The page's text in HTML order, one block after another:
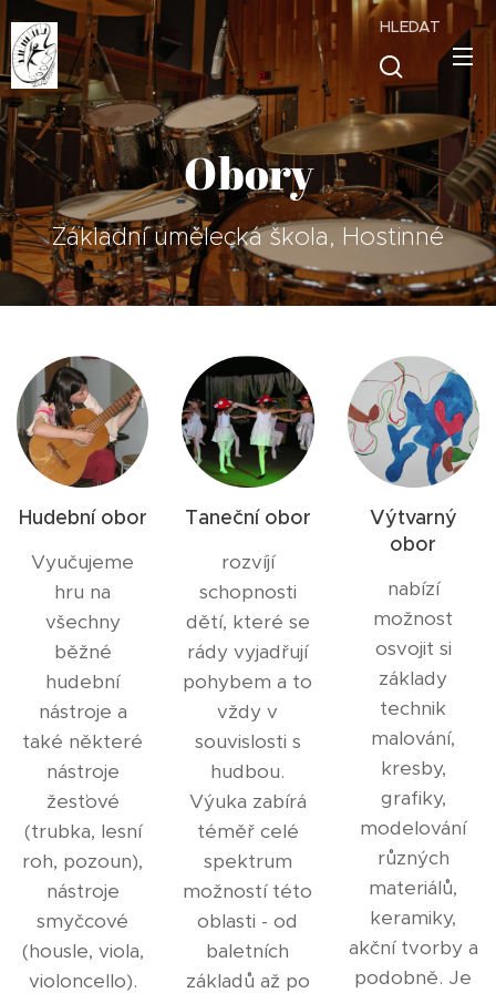
HLEDAT
Obory
Základní umělecká škola, Hostinné
Hudební obor
Vyučujeme
hru na
všechny
běžné
hudební
nástroje a
také některé
nástroje
žesťové
(trubka, lesní
roh, pozoun),
nástroje
smyčcové
(housle, viola,
violoncello).
Taneční obor
rozvíjí
schopnosti
dětí, které se
rády vyjadřují
pohybem a to
vždy v
souvislosti s
hudbou.
Výuka zabírá
téměř celé
spektrum
možností této
oblasti - od
baletních
základů až po
Výtvarný
obor
nabízí
možnost
osvojit si
základy
technik
malování,
kresby,
grafiky,
modelování
různých
materiálů,
keramiky,
akční tvorby a
podobně. Je